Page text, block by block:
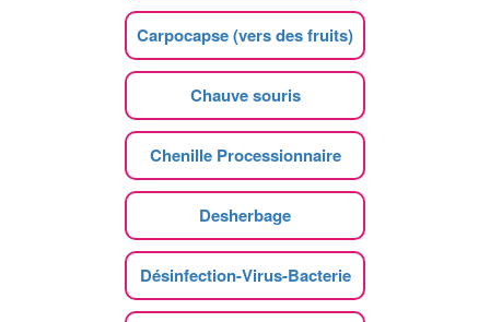
Carpocapse (vers des fruits)
Chauve souris
Chenille Processionnaire
Desherbage
Désinfection-Virus-Bacterie